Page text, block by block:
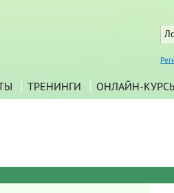
ТРЕНИНГИ ОНЛАЙН-